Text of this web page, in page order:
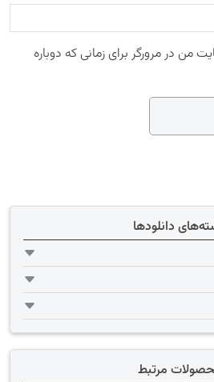
من در مرورگر برای زمانی که دوباره
دانلودها
مرتبط